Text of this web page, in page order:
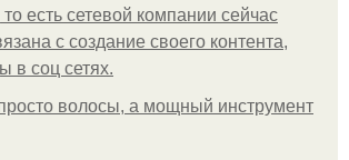
есть сетевой компании сейчас
с создание своего контента,
в соц сетях.
волосы, а мощный инструмент